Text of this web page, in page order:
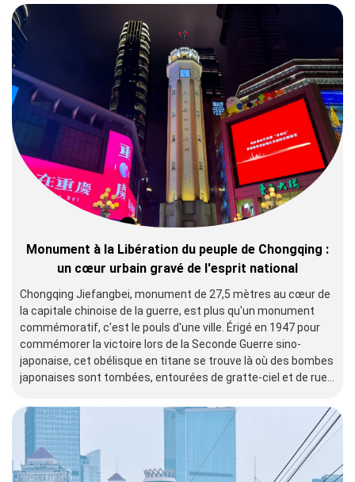
de Chongqing. Désigné un 4A National Tourist Attraction en
2007, il est devenu une icône mondiale pour la Chine de
Cyberpunk, de dessin des comparaisons avec Tokyo , Shibuya
et Bangkok , Yaowara
Monument à la Libération du peuple de Chongqing :
un cœur urbain gravé de l'esprit national
Chongqing Jiefangbei, monument de 27,5 mètres au cœur de
la capitale chinoise de la guerre, est plus qu'un monument
commémoratif, c'est le pouls d'une ville. Érigé en 1947 pour
commémorer la victoire lors de la Seconde Guerre sino-
japonaise, cet obélisque en titane se trouve là où des bombes
japonaises sont tombées, entourées de gratte-ciel et de rues
nationale en 1996, il incarne la résilience de Chongqing, mêlant
l'histoire de la guerre au commerce moderne.